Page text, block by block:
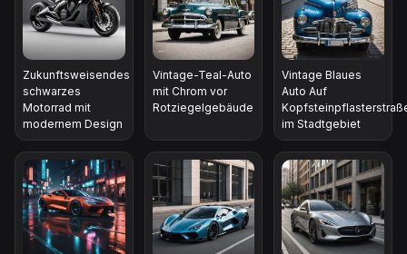
Zukunftsweisendes
schwarzes
Motorrad mit
modernem Design
Vintage-Teal-Auto
mit Chrom vor
Rotziegelgebäude
Vintage Blaues
Auto Auf
im Stadtgebiet